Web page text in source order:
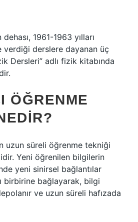
dehası, 1961-1963 yılları
verdiği derslere dayanan üç
Dersleri” adlı fizik kitabında
ÖĞRENME
uzun süreli öğrenme tekniği
Yeni öğrenilen bilgilerin
yeni sinirsel bağlantılar
birbirine bağlayarak, bilgi
ve uzun süreli hafızada